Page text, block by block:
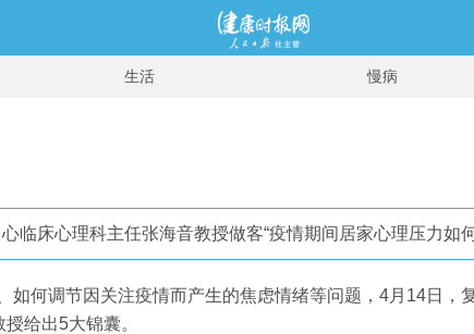
生活 慢病
临床心理科主任张海音教授做客“疫情期间居家心理压力如
何调节因关注疫情而产生的焦虑情绪等问题，4月14日
给出5大锦囊。